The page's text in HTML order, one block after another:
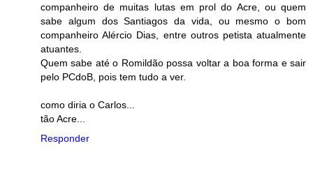
companheiro de muitas lutas em prol do Acre, ou quem
sabe algum dos Santiagos da vida, ou mesmo o bom
companheiro Alércio Dias, entre outros petista atualmente
atuantes.
Quem sabe até o Romildão possa voltar a boa forma e sair
pelo PCdoB, pois tem tudo a ver.
como diria o Carlos...
tão Acre...
Responder